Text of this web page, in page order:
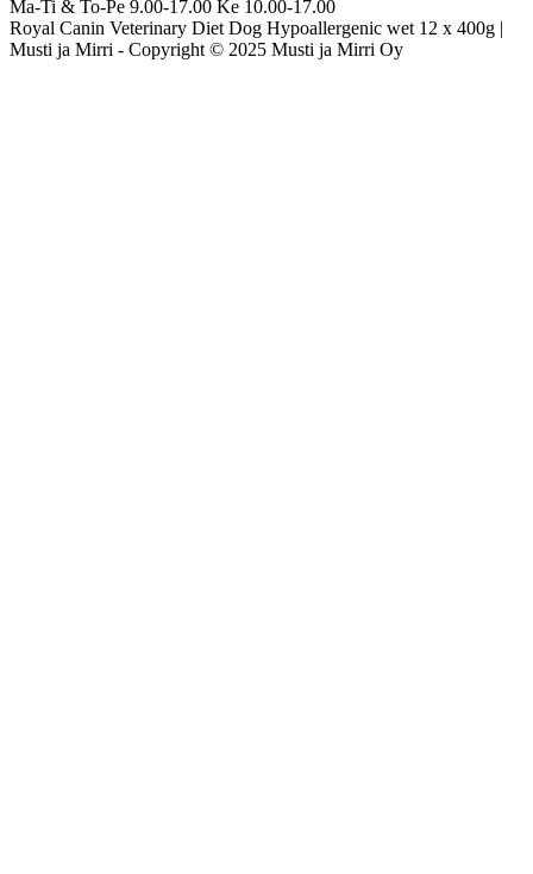
Ma-Ti & To-Pe 9.00-17.00 Ke 10.00-17.00
Royal Canin Veterinary Diet Dog Hypoallergenic wet 12 x 400g |
Musti ja Mirri - Copyright © 2025 Musti ja Mirri Oy